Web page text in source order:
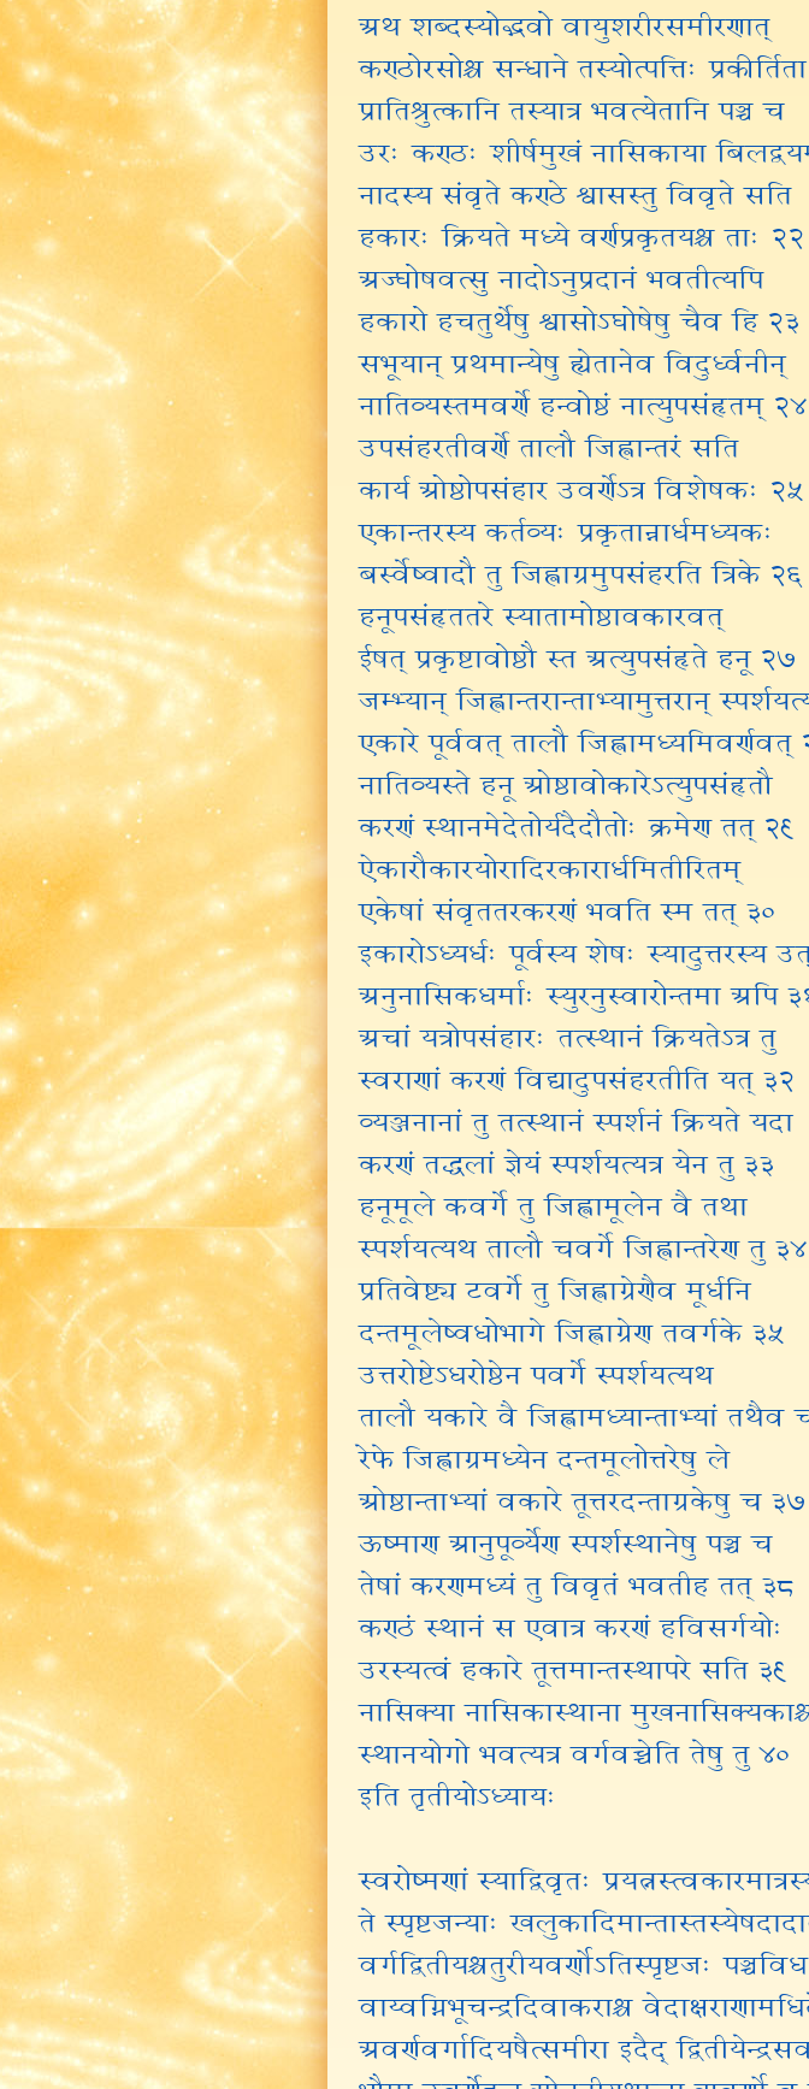
अथ शब्दस्योद्भवो वायुशरीरसमीरणात्
कण्ठोरसोश्च सन्धाने तस्योत्पत्तिः
प्रातिश्रुत्कानि तस्यात्र भवत्येतानि पञ्च च
उरः कण्ठः शीर्षमुखं नासिकाया
नादस्य संवृते कण्ठे श्वासस्तु विवृते सति
हकारः क्रियते मध्ये वर्णप्रकृतयश्च ताः २२
अज्घोषवत्सु नादोऽनुप्रदानं भवतीत्यपि
हकारो हचतुर्थेषु श्वासोऽघोषेषु चैव हि २३
सभूयान् प्रथमान्येषु ह्येतानेव विदुर्ध्वनीन्
नातिव्यस्तमवर्णे हन्वोष्ठं नात्युपसंहृतम् २४
उपसंहरतीवर्णे तालौ जिह्वान्तरं सति
कार्य ओष्ठोपसंहार उवर्णेऽत्र विशेषकः २५
एकान्तरस्य कर्तव्यः प्रकृतान्नार्धमध्यकः
बर्स्वेष्वादौ तु जिह्वाग्रमुपसंहरति त्रिके २६
हनूपसंहृततरे स्यातामोष्ठावकारवत्
ईषत् प्रकृष्टावोष्ठौ स्त अत्युपसंहृते हनू २७
जम्भ्यान् जिह्वान्तरान्ताभ्यामुत्तरान्
एकारे पूर्ववत् तालौ जिह्वामध्यमिवर्णवत्
नातिव्यस्ते हनू ओष्ठावोकारेऽत्युपसंहृतौ
करणं स्थानमेदेतोर्यदैदौतोः क्रमेण तत् २९
ऐकारौकारयोरादिरकारार्धमितीरितम्
एकेषां संवृततरकरणं भवति स्म तत् ३०
इकारोऽध्यर्धः पूर्वस्य शेषः स्यादुत्तरस्य
अनुनासिकधर्माः स्युरनुस्वारोन्तमा अपि
अचां यत्रोपसंहारः तत्स्थानं क्रियतेऽत्र तु
स्वराणां करणं विद्यादुपसंहरतीति यत् ३२
व्यञ्जनानां तु तत्स्थानं स्पर्शनं क्रियते यदा
करणं तद्धलां ज्ञेयं स्पर्शयत्यत्र येन तु ३३
हनूमूले कवर्गे तु जिह्वामूलेन वै तथा
स्पर्शयत्यथ तालौ चवर्गे जिह्वान्तरेण तु ३४
प्रतिवेष्ट्य टवर्गे तु जिह्वाग्रेणैव मूर्धनि
दन्तमूलेष्वधोभागे जिह्वाग्रेण तवर्गके ३५
उत्तरोष्टेऽधरोष्ठेन पवर्गे स्पर्शयत्यथ
तालौ यकारे वै जिह्वामध्यान्ताभ्यां तथैव
रेफे जिह्वाग्रमध्येन दन्तमूलोत्तरेषु ले
ओष्ठान्ताभ्यां वकारे तूत्तरदन्ताग्रकेषु च ३७
ऊष्माण आनुपूर्व्येण स्पर्शस्थानेषु पञ्च च
तेषां करणमध्यं तु विवृतं भवतीह तत् ३८
कण्ठं स्थानं स एवात्र करणं हविसर्गयोः
उरस्यत्वं हकारे तूत्तमान्तस्थापरे सति ३९
नासिक्या नासिकास्थाना
स्थानयोगो भवत्यत्र वर्गवच्चेति तेषु तु ४०
इति तृतीयोऽध्यायः
स्वरोष्मणां स्याद्विवृतः
ते स्पृष्टजन्याः
वर्गद्वितीयश्चतुरीयवर्णोऽतिस्पृष्टजः
वाय्वग्निभूचन्द्रदिवाकराश्च
अवर्णवर्गादियषैत्समीरा इदैद्